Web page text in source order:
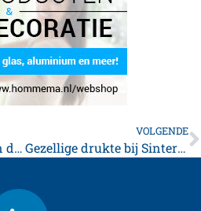
Is dit het laatste feest in de Koornbeurs? Don Pedro keert terug met jubileumeditie
VOLGENDE
Gezellige drukte bij Sinterklaasmiddag en lichtjestocht